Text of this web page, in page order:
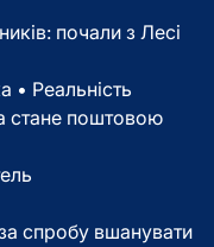
почали з Лесі
• Реальність
стане поштовою
спробу вшанувати